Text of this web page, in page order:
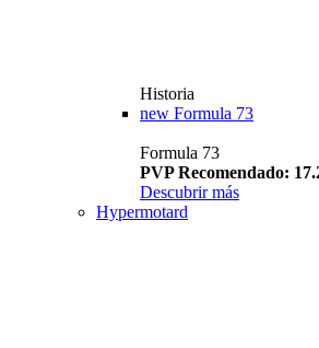
Historia
new Formula 73
Formula 73
PVP Recomendado:
Descubrir más
Hypermotard